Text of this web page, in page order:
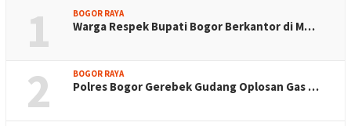
1 BOGOR RAYA
Warga Respek Bupati Bogor Berkantor di M…
2 BOGOR RAYA
Polres Bogor Gerebek Gudang Oplosan Gas …